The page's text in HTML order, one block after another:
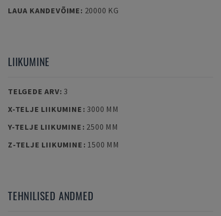
LAUA KANDEVÕIME: 20000 KG
LIIKUMINE
TELGEDE ARV: 3
X-TELJE LIIKUMINE : 3000 MM
Y-TELJE LIIKUMINE : 2500 MM
Z-TELJE LIIKUMINE : 1500 MM
TEHNILISED ANDMED